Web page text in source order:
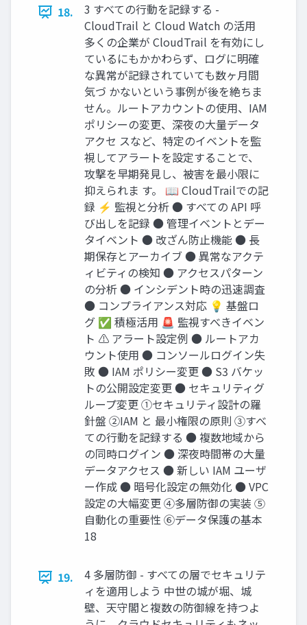
18.
3 すべての行動を記録する -
CloudTrail と Cloud Watch の活用
多くの企業が CloudTrail を有効にし
ているにもかかわらず、ログに明確
な異常が記録されていても数ヶ月間
気づ かないという事例が後を絶ちま
せん。ルートアカウントの使用、IAM
ポリシーの変更、深夜の大量データ
アクセ スなど、特定のイベントを監
視してアラートを設定することで、
攻撃を早期発見し、被害を最小限に
抑えられま す。 📖 CloudTrailでの記
録 ⚡ 監視と分析 ● すべての API 呼
び出しを記録 ● 管理イベントとデー
タイベント ● 改ざん防止機能 ● 長
期保存とアーカイブ ● 異常なアクテ
ィビティの検知 ● アクセスパターン
の分析 ● インシデント時の迅速調査
● コンプライアンス対応 💡 基盤ロ
グ ✅ 積極活用 🚨 監視すべきイベン
ト ⚠️ アラート設定例 ● ルートアカ
ウント使用 ● コンソールログイン失
敗 ● IAM ポリシー変更 ● S3 バケッ
トの公開設定変更 ● セキュリティグ
ループ変更 ①セキュリティ設計の羅
針盤 ②IAM と 最小権限の原則 ③すべ
ての行動を記録する ● 複数地域から
の同時ログイン ● 深夜時間帯の大量
データアクセス ● 新しい IAM ユーザ
ー作成 ● 暗号化設定の無効化 ● VPC
設定の大幅変更 ④多層防御の実装 ⑤
自動化の重要性 ⑥データ保護の基本
18
19.
4 多層防御 - すべての層でセキュリテ
ィを適用しよう 中世の城が堀、城
壁、天守閣と複数の防御線を持つよ